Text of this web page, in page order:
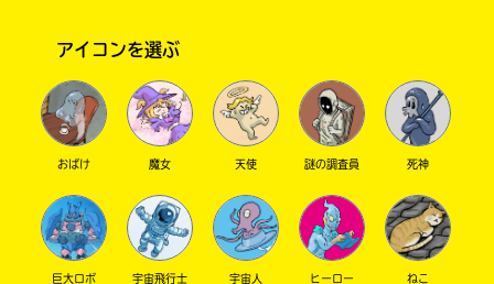
アイコンを選ぶ
おばけ 魔女 天使 謎の調査員 死神
巨大ロボ 宇宙飛行士 宇宙人 ヒーロー ねこ